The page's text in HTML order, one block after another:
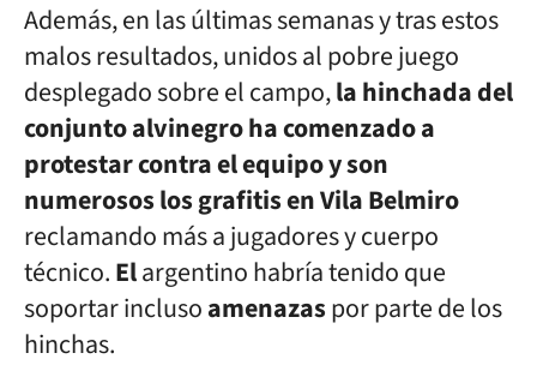
Además, en las últimas semanas y tras estos
malos resultados, unidos al pobre juego
desplegado sobre el campo,la hinchada del
conjunto alvinegro ha comenzado a
protestar contra el equipo y son
numerosos los grafitis en Vila Belmiro
reclamando más a jugadores y cuerpo
técnico.Elargentino habría tenido que
soportar inclusoamenazaspor parte de los
hinchas.